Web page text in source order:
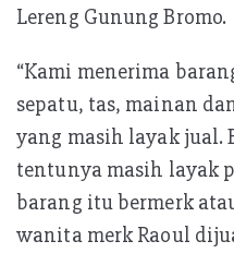
Lereng Gunung Bromo.
“Kami menerima
sepatu, tas, mainan
yang masih layak jual.
tentunya masih layak
barang itu bermerk
wanita merk Raoul